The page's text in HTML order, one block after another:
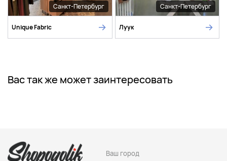
Санкт-Петербург
Unique Fabric
Санкт-Петербург
Луук
Вас так же может заинтересовать
Ваш город